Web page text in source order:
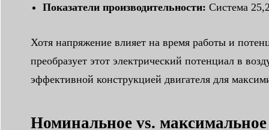
Показатели производительности: Система
Хотя напряжение влияет на время работы и
преобразует этот электрический потенциал в
эффективной конструкцией двигателя для
Номинальное vs.